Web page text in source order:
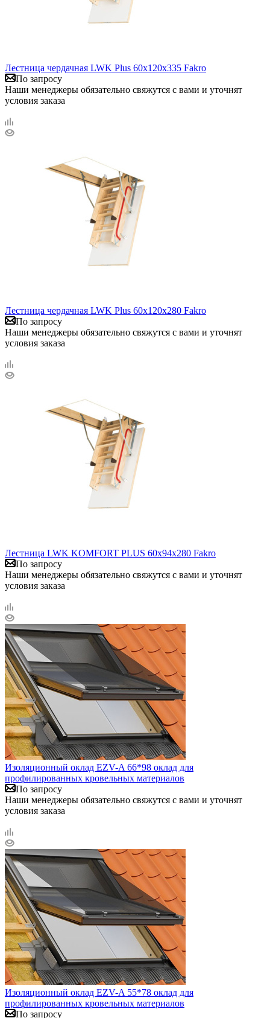
Лестница чердачная LWK Plus 60х120х335 Fakro
По запросу
Наши менеджеры обязательно свяжутся с вами и уточнят
условия заказа
Лестница чердачная LWK Plus 60х120х280 Fakro
По запросу
Наши менеджеры обязательно свяжутся с вами и уточнят
условия заказа
Лестница LWK KOMFORT PLUS 60х94х280 Fakro
По запросу
Наши менеджеры обязательно свяжутся с вами и уточнят
условия заказа
Изоляционный оклад EZV-A 66*98 оклад для
профилированных кровельных материалов
По запросу
Наши менеджеры обязательно свяжутся с вами и уточнят
условия заказа
Изоляционный оклад EZV-A 55*78 оклад для
профилированных кровельных материалов
По запросу